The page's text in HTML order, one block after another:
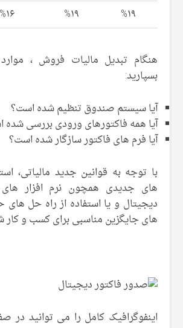
%۱۹
%۱۹ %۱۶
هنگام تبدیل مالیات فروش ،
بسپارید:
آیا سیستم صندوق تنظیم شده است؟
آیا همه فاکتورهای ورودی بررسی
آیا فرم های فاکتور سازگار شده است؟
با توجه به قوانین جدید مالیاتی،
های جدیدی همچون نرم افزار
دیجیتال و یا استفاده از راه حل
های جایگزین مناسبی برای کسب و کار
اینفوگرافیک کامل را می توانید در